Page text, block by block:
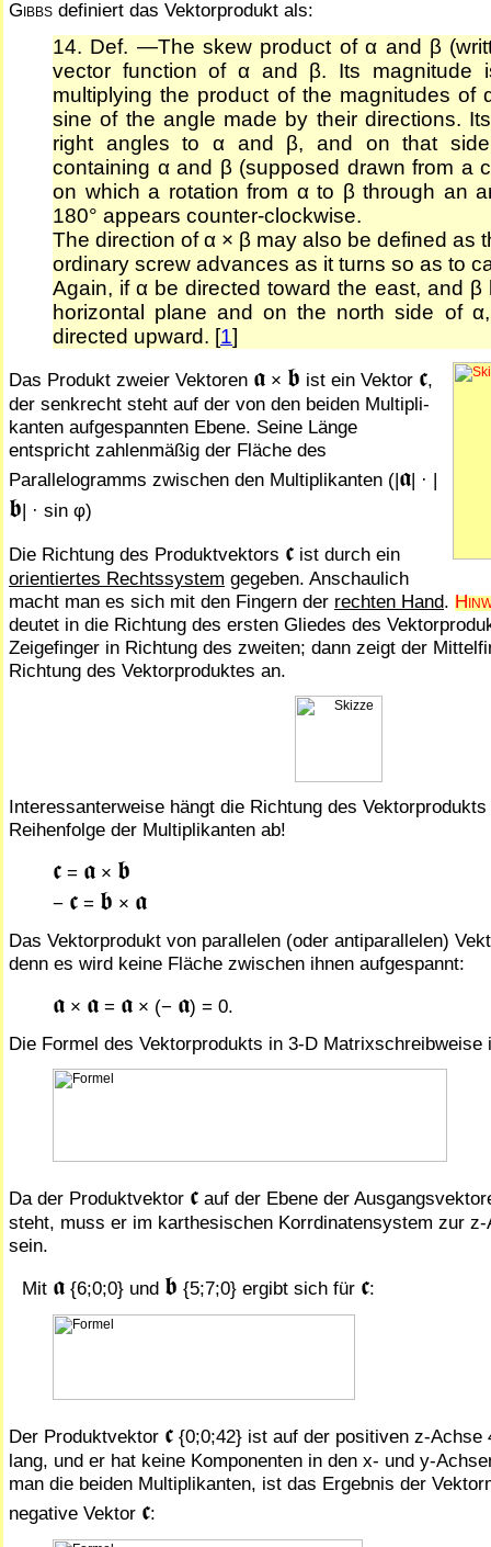
Gibbs definiert das Vektorprodukt als:
14. Def. —The skew product of α and β
vector function of α and β. Its magnitude
multiplying the product of the magnitudes of
sine of the angle made by their directions.
right angles to α and β, and on that
containing α and β (supposed drawn from a
on which a rotation from α to β through an
180° appears counter-clockwise.
The direction of α × β may also be defined as
ordinary screw advances as it turns so as to
Again, if α be directed toward the east, and β
horizontal plane and on the north side of
directed upward. [1]
Das Produkt zweier Vektoren 𝖆 × 𝖇 ist ein Vektor 𝖈,
der senkrecht steht auf der von den beiden Mul­tip­li­
kan­ten aufgespannten Ebene. Seine Länge
entspricht zah­len­mäßig der Fläche des
Parallelogramms zwischen den Mul­ti­pli­kan­ten (|𝖆| · |
𝖇| · sin φ)
Die Richtung des Produktvektors 𝖈 ist durch ein
orientiertes Rechts­sys­tem gegeben. Anschaulich
macht man es sich mit den Fingern der rech­ten Hand.
deutet in die Richtung des ersten Glie­des des
Zeigefinger in Richtung des zweiten; dann zeigt der
Richtung des Vektorproduktes an.
Interessanterweise hängt die Richtung des
Reihenfolge der Multiplikanten ab!
𝖈 = 𝖆 × 𝖇
− 𝖈 = 𝖇 × 𝖆
Das Vektorprodukt von parallelen (oder antiparallelen)
denn es wird keine Fläche zwi­schen ihnen aufgespannt:
𝖆 × 𝖆 = 𝖆 × (− 𝖆) = 0.
Die Formel des Vektorprodukts in 3-D Matrixschreibweise
Da der Produktvektor 𝖈 auf der Ebene der
steht, muss er im karthesischen Korrdinatensystem zur
sein.
Mit 𝖆 {6;0;0} und 𝖇 {5;7;0} ergibt sich für 𝖈:
Der Produktvektor 𝖈 {0;0;42} ist auf der positiven z-Achse
lang, und er hat keine Kom­po­nen­ten in den x- und y-
man die beiden Multiplikanten, ist das Ergebnis der
negative Vektor 𝖈: